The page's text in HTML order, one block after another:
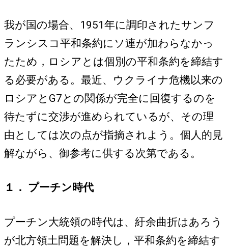
我が国の場合、1951年に調印されたサンフ
ランシスコ平和条約にソ連が加わらなかっ
たため，ロシアとは個別の平和条約を締結す
る必要がある。最近、ウクライナ危機以来の
ロシアとG7との関係が完全に回復するのを
待たずに交渉が進められているが、その理
由としては次の点が指摘されよう。個人的見
解ながら、御参考に供する次第である。
１． プーチン時代
プーチン大統領の時代は、紆余曲折はあろう
が北方領土問題を解決し，平和条約を締結す